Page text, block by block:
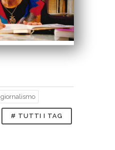
giornalismo
# TUTTI I TAG